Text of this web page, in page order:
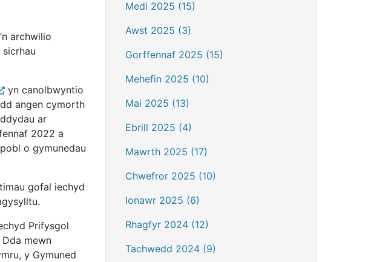
archwilio
yn canolbwyntio
angen cymorth
ar
2022 a
o gymunedau
gofal iechyd
Prifysgol
mewn
y Gymuned
Medi 2025 (15)
Awst 2025 (3)
Gorffennaf 2025 (15)
Mehefin 2025 (10)
Mai 2025 (13)
Ebrill 2025 (4)
Mawrth 2025 (17)
Chwefror 2025 (10)
Ionawr 2025 (6)
Rhagfyr 2024 (12)
Tachwedd 2024 (9)